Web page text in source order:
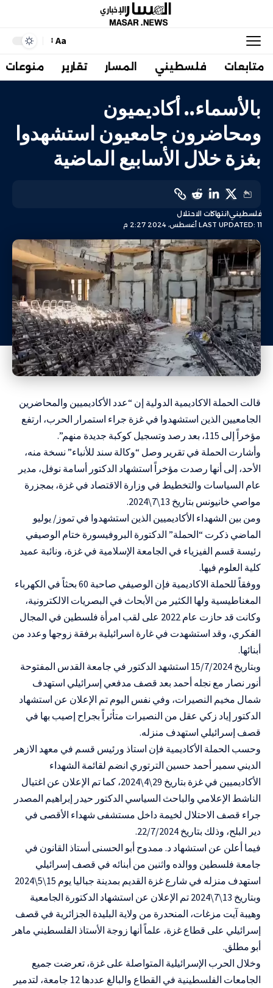
Aa
متابعات فلسطيني المسار تقارير منوعات
بالأسماء.. أكاديميون
ومحاضرون جامعيون استشهدوا
بغزة خلال الأسابيع الماضية
LAST UPDATED: 11 أغسطس، 2024 2:27 م
فلسطينيانتهاكات الاحتلال
قالت الحملة الاكاديمية الدولية إن “عدد الأكاديميين والمحاضرين
الجامعيين الذين استشهدوا في غزة جراء استمرار الحرب، ارتفع
مؤخراً إلى 115، بعد رصد وتسجيل كوكبة جديدة منهم”.
وأشارت الحملة في تقرير وصل “وكالة سند للأنباء” نسخة منه،
الأحد، إلى أنها رصدت مؤخراً استشهاد الدكتور أسامة نوفل، مدير
عام السياسات والتخطيط في وزارة الاقتصاد في غزة، بمجزرة
مواصي خانيونس بتاريخ 13\7\2024.
ومن بين الشهداء الأكاديميين الذين استشهدوا في تموز/ يوليو
الماضي ذكرت “الحملة” الدكتورة البروفيسورة ختام الوصيفي
رئيسة قسم الفيزياء في الجامعة الإسلامية في غزة، ونائبة عميد
كلية العلوم فيها.
ووفقاً للحملة الاكاديمية فإن الوصيفي صاحبة 60 بحثاً في الكهرباء
المغناطيسية ولها الكثير من الأبحاث في البصريات الالكترونية،
وكانت قد حازت عام 2022 على لقب امرأة فلسطين في المجال
الفكري، وقد استشهدت في غارة اسرائيلية برفقة زوجھا وعدد من
أبنائها.
وبتاريخ 15/7/2024 استشهد الدكتور في جامعة القدس المفتوحة
أنور نصار مع نجله أحمد بعد قصف مدفعي إسرائيلي استهدف
شمال مخيم النصيرات، وفي نفس اليوم تم الإعلان عن استشهاد
الدكتور إياد زكي عقل من النصيرات متأثراً بجراح إصيب بها في
قصف إسرائيلي استهدف منزله.
وحسب الحملة الأكاديمية فإن استاذ ورئيس قسم في معهد الازهر
الديني سمير أحمد حسين الترتوري انضم لقائمة الشهداء
الأكاديميين في غزة بتاريخ 29\4\2024، كما تم الإعلان عن اغتيال
الناشط الإعلامي والباحث السياسي الدكتور حيدر إبراهيم المصدر
جراء قصف الاحتلال لخيمة داخل مستشفى شهداء الأقصى في
دير البلح، وذلك بتاريخ 22/7/2024.
فيما أعلن عن استشهاد د. ممدوح أبو الحسنى أستاذ القانون في
جامعة فلسطين ووالده واثنين من أبنائه في قصف إسرائيلي
استهدف منزله في شارع غزة القديم بمدينة جباليا يوم 15\5\2024
وبتاريخ 13\7\2024 تم الإعلان عن استشهاد الدكتورة الجامعية
وهيبة آيت مزغات، المنحدرة من ولاية البليدة الجزائرية في قصف
إسرائيلي على قطاع غزة، علماً أنها زوجة الأستاذ الفلسطيني ماهر
أبو مطلق.
وخلال الحرب الإسرائيلية المتواصلة على غزة، تعرضت جميع
الجامعات الفلسطينية في القطاع والبالغ عددها 12 جامعة، لتدمير